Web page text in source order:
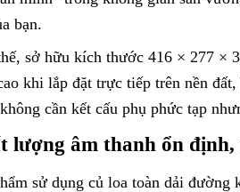
bạn.
sở hữu kích thước 416 × 277 ×
khi lắp đặt trực tiếp trên nền
cần kết cấu phụ phức tạp
lượng âm thanh ổn
sử dụng củ loa toàn dải